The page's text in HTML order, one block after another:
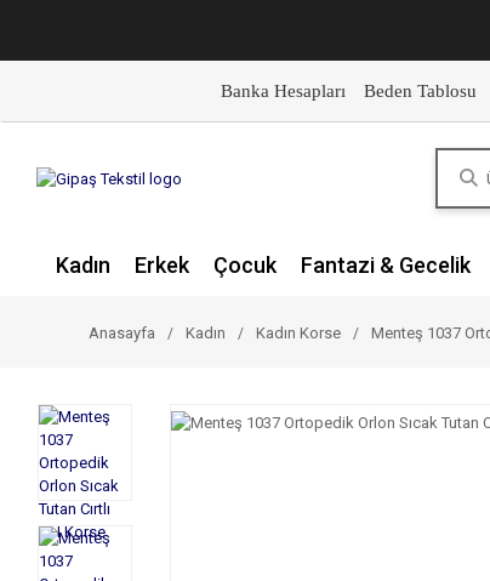
Banka Hesapları Beden Tablosu
Kadın Erkek Çocuk Fantazi & Gecelik
Anasayfa Kadın Kadın Korse Menteş 1037